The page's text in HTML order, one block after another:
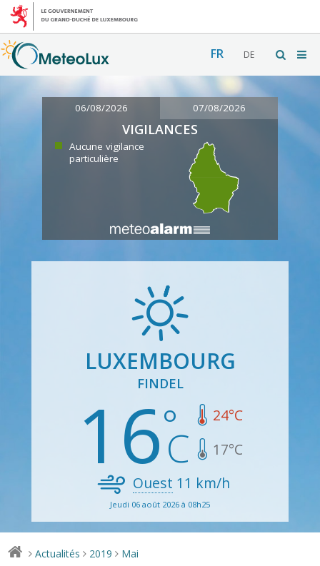
FR DE
06/08/2026 07/08/2026
VIGILANCES
Aucune vigilance
particulière
LUXEMBOURG
FINDEL
16 24°C
17°C
Ouest 11 km/h
Jeudi 06 août 2026 à 08h25
> Actualités > 2019 > Mai